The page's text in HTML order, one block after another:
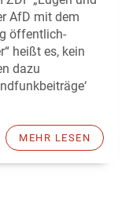
AfD mit dem
öffentlich-
heißt es, kein
dazu
MEHR LESEN